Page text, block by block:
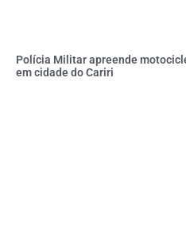
Polícia Militar apreende
em cidade do Cariri